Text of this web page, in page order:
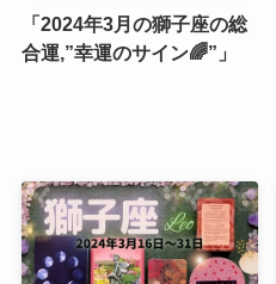
「2024年3月の獅子座の総
合運,”幸運のサイン🌈”」